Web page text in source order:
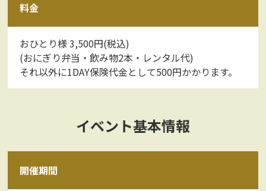
料金
おひとり様 3,500円(税込)
(おにぎり弁当・飲み物2本・レンタル代)
それ以外に1DAY保険代金として500円かかります。
イベント基本情報
開催期間